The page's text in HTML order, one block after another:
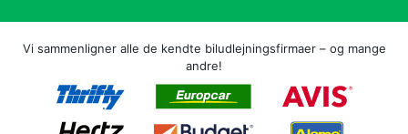
Vi sammenligner alle de kendte biludlejningsfirmaer – og mange
andre!